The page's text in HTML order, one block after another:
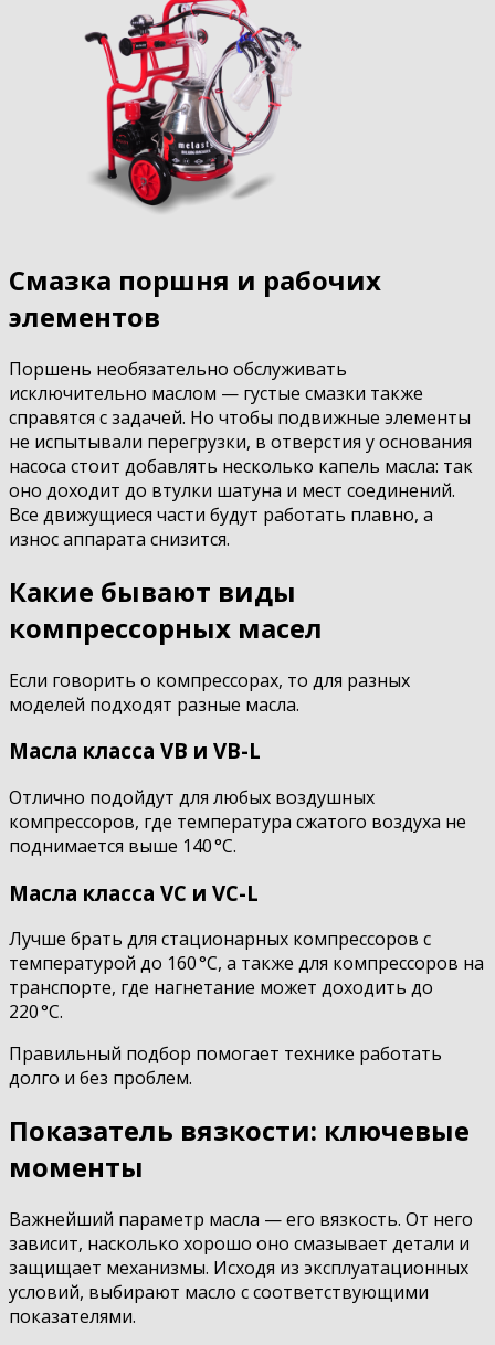
Смазка поршня и рабочих
элементов
Поршень необязательно обслуживать
исключительно маслом — густые смазки также
справятся с задачей. Но чтобы подвижные элементы
не испытывали перегрузки, в отверстия у основания
насоса стоит добавлять несколько капель масла: так
оно доходит до втулки шатуна и мест соединений.
Все движущиеся части будут работать плавно, а
износ аппарата снизится.
Какие бывают виды
компрессорных масел
Если говорить о компрессорах, то для разных
моделей подходят разные масла.
Масла класса VB и VB-L
Отлично подойдут для любых воздушных
компрессоров, где температура сжатого воздуха не
поднимается выше 140 °C.
Масла класса VC и VC-L
Лучше брать для стационарных компрессоров с
температурой до 160 °C, а также для компрессоров на
транспорте, где нагнетание может доходить до
220 °C.
Правильный подбор помогает технике работать
долго и без проблем.
Показатель вязкости: ключевые
моменты
Важнейший параметр масла — его вязкость. От него
зависит, насколько хорошо оно смазывает детали и
защищает механизмы. Исходя из эксплуатационных
условий, выбирают масло с соответствующими
показателями.